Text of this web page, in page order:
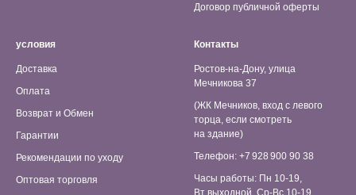
Договор публичной оферты
условия
Доставка
Оплата
Возврат и Обмен
Гарантии
Рекомендации по уходу
Оптовая торговля
Контакты
Ростов-на-Дону, улица
Мечникова 37
(ЖК Мечников, вход с левого
торца, если смотреть
на здание)
Телефон: +7 928 900 90 38
Часы работы: Пн 10-19,
Вт выходной, Ср-Вс 10-19